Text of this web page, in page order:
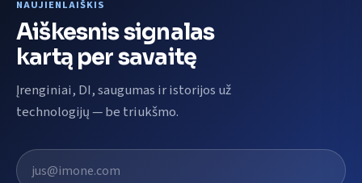
NAUJIENLAIŠKIS
Aiškesnis signalas
kartą per savaitę
Įrenginiai, DI, saugumas ir istorijos už
technologijų — be triukšmo.
El. pašto adresas